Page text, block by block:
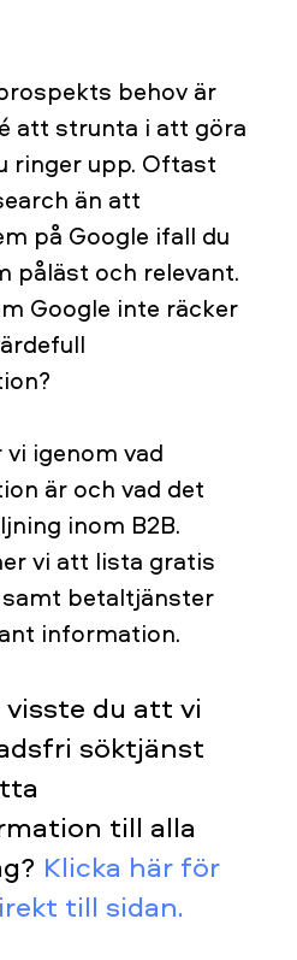
behov är
att strunta i att göra
ringer upp. Oftast
än att
på Google ifall du
påläst och relevant.
Google inte räcker
igenom vad
är och vad det
inom B2B.
vi att lista gratis
betaltjänster
information.
visste du att vi
söktjänst
till alla
Klicka här för
till sidan.